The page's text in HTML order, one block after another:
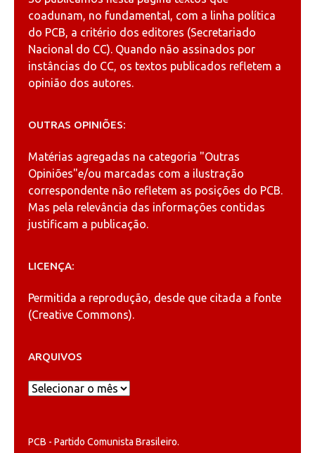
coadunam, no fundamental, com a linha política
do PCB, a critério dos editores (Secretariado
Nacional do CC). Quando não assinados por
instâncias do CC, os textos publicados refletem a
opinião dos autores.
OUTRAS OPINIÕES:
Matérias agregadas na categoria "Outras
Opiniões"e/ou marcadas com a ilustração
correspondente não refletem as posições do PCB.
Mas pela relevância das informações contidas
justificam a publicação.
LICENÇA:
Permitida a reprodução, desde que citada a fonte
(Creative Commons).
ARQUIVOS
Arquivos
PCB - Partido Comunista Brasileiro.